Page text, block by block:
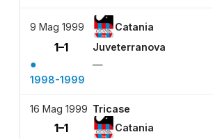
9 Mag 1999 Catania
1–1 Juveterranova
●
—
1998-1999
16 Mag 1999 Tricase
1–1 Catania